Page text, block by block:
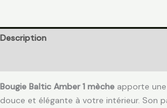
Description
Bougie Baltic Amber 1 mèche apporte
douce et élégante à votre intérieur. Son